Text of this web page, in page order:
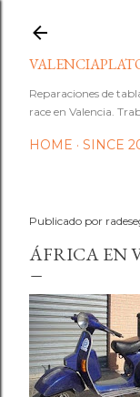
Reparaciones de
race en Valencia.
HOME SINCE
Publicado por
ÁFRICA EN